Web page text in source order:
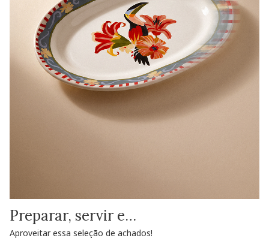
Preparar, servir e…
Aproveitar essa seleção de achados!